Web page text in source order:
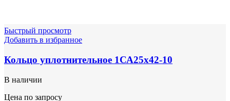
Быстрый просмотр
Добавить в избранное
Кольцо уплотнительное 1СА25х42-10
В наличии
Цена по запросу